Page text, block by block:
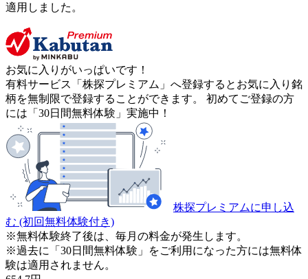
適用しました。
お気に入りがいっぱいです！
有料サービス「株探プレミアム」へ登録するとお気に入り銘
柄を無制限で登録することができます。 初めてご登録の方
には「30日間無料体験」実施中！
株探プレミアムに申し込
む (初回無料体験付き)
※無料体験終了後は、毎月の料金が発生します。
※過去に「30日間無料体験」をご利用になった方には無料体
験は適用されません。